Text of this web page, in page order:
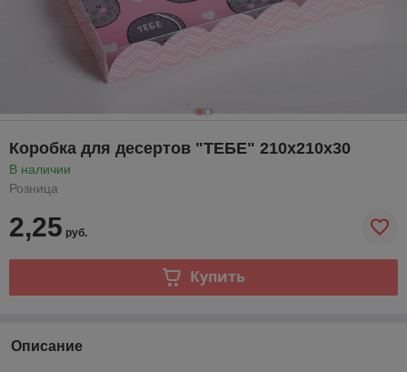
Коробка для десертов "ТЕБЕ" 210х210х30
В наличии
Розница
2,25 руб.
Купить
Описание